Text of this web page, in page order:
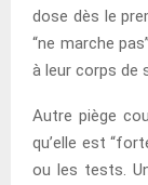
dose dès le
“ne marche
à leur corps de
Autre piège
qu’elle est
ou les tests.